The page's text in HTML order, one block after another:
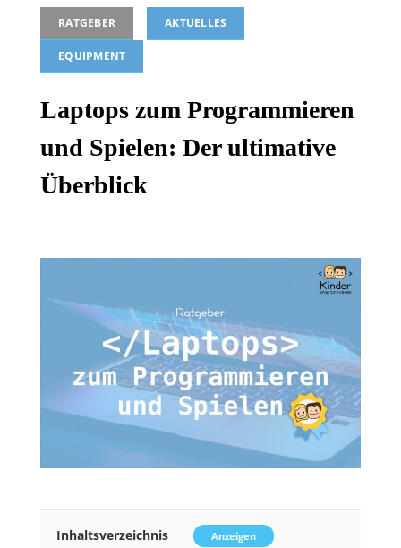
RATGEBER AKTUELLES
EQUIPMENT
Laptops zum Programmieren
und Spielen: Der ultimative
Überblick
Inhaltsverzeichnis Anzeigen